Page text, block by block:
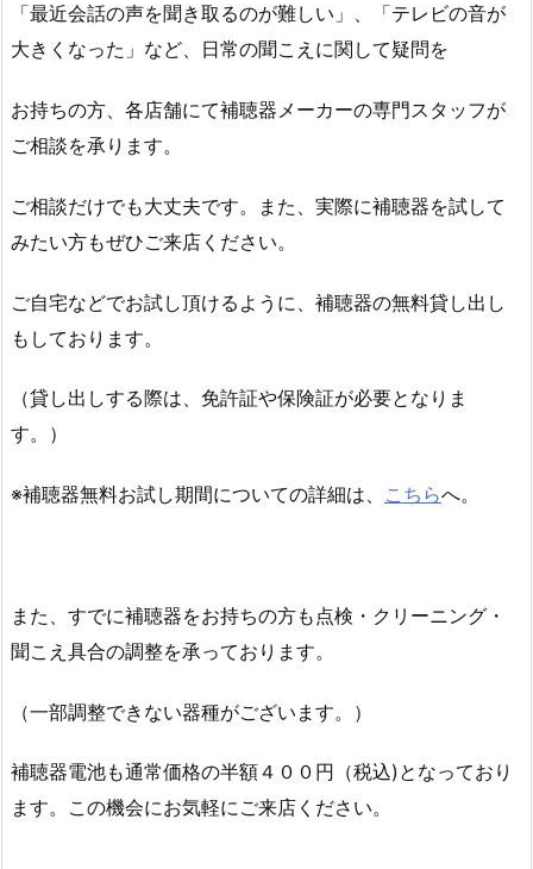
「最近会話の声を聞き取るのが難しい」、「テレビの音が
大きくなった」など、日常の聞こえに関して疑問を
お持ちの方、各店舗にて補聴器メーカーの専門スタッフが
ご相談を承ります。
ご相談だけでも大丈夫です。また、実際に補聴器を試して
みたい方もぜひご来店ください。
ご自宅などでお試し頂けるように、補聴器の無料貸し出し
もしております。
（貸し出しする際は、免許証や保険証が必要となりま
す。）
※補聴器無料お試し期間についての詳細は、 こちらへ。
また、すでに補聴器をお持ちの方も点検・クリーニング・
聞こえ具合の調整を承っております。
（一部調整できない器種がございます。）
補聴器電池も通常価格の半額４００円（税込)となっており
ます。この機会にお気軽にご来店ください。